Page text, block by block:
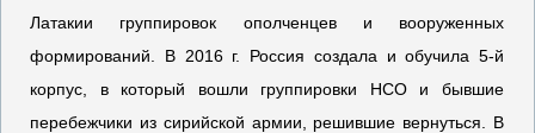
Латакии группировок ополченцев и вооруженных
формирований. В 2016 г. Россия создала и обучила 5-й
корпус, в который вошли группировки НСО и бывшие
перебежчики из сирийской армии, решившие вернуться. В